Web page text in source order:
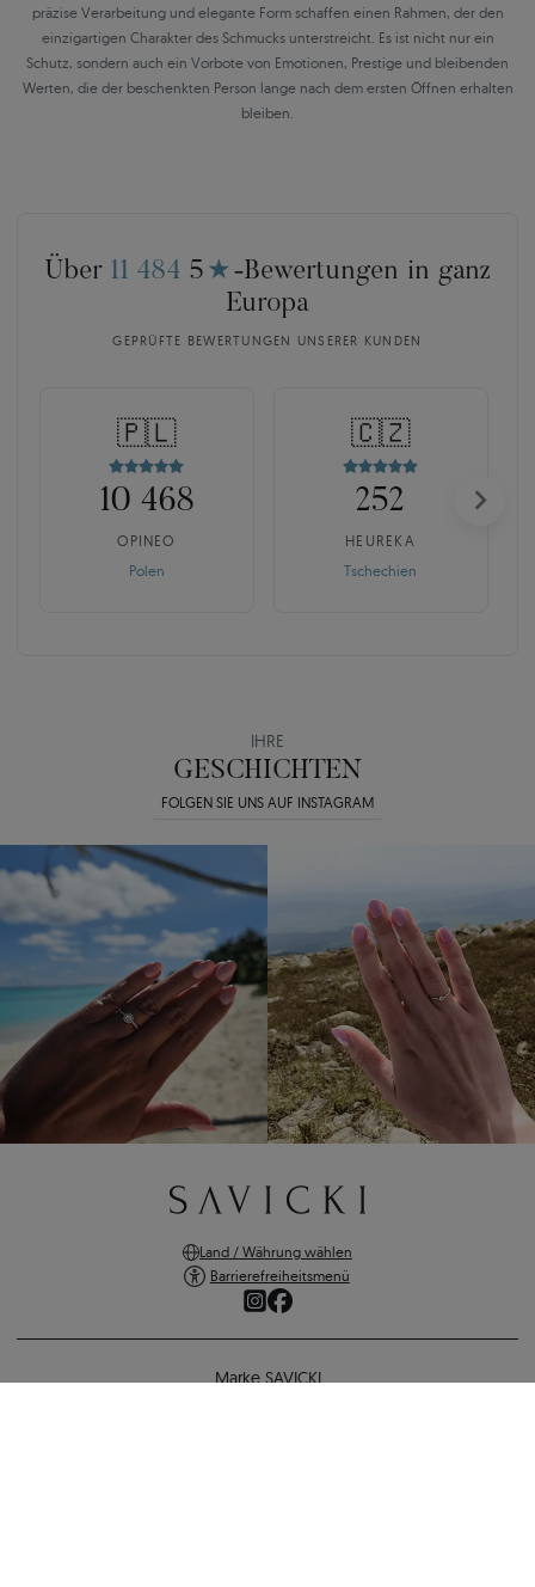
präzise Verarbeitung und elegante Form schaffen einen Rahmen, der den
einzigartigen Charakter des Schmucks unterstreicht. Es ist nicht nur ein
Schutz, sondern auch ein Vorbote von Emotionen, Prestige und bleibenden
Werten, die der beschenkten Person lange nach dem ersten Öffnen erhalten
bleiben.
Über 11 484 5 ★ -Bewertungen in ganz
Europa
GEPRÜFTE BEWERTUNGEN UNSERER KUNDEN
🇵🇱
10 468
OPINEO
Polen
🇨🇿
252
HEUREKA
Tschechien
IHRE
GESCHICHTEN
FOLGEN SIE UNS AUF INSTAGRAM
Land / Währung wählen
Barrierefreiheitsmenü
Marke SAVICKI